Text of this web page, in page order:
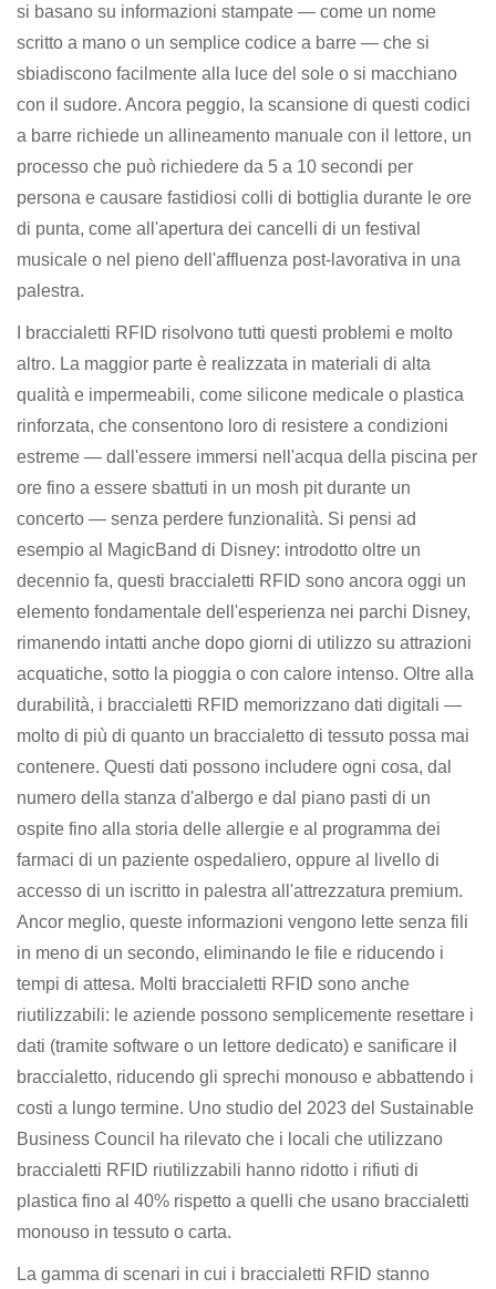
si basano su informazioni stampate — come un nome
scritto a mano o un semplice codice a barre — che si
sbiadiscono facilmente alla luce del sole o si macchiano
con il sudore. Ancora peggio, la scansione di questi codici
a barre richiede un allineamento manuale con il lettore, un
processo che può richiedere da 5 a 10 secondi per
persona e causare fastidiosi colli di bottiglia durante le ore
di punta, come all'apertura dei cancelli di un festival
musicale o nel pieno dell'affluenza post-lavorativa in una
palestra.
I braccialetti RFID risolvono tutti questi problemi e molto
altro. La maggior parte è realizzata in materiali di alta
qualità e impermeabili, come silicone medicale o plastica
rinforzata, che consentono loro di resistere a condizioni
estreme — dall'essere immersi nell'acqua della piscina per
ore fino a essere sbattuti in un mosh pit durante un
concerto — senza perdere funzionalità. Si pensi ad
esempio al MagicBand di Disney: introdotto oltre un
decennio fa, questi braccialetti RFID sono ancora oggi un
elemento fondamentale dell'esperienza nei parchi Disney,
rimanendo intatti anche dopo giorni di utilizzo su attrazioni
acquatiche, sotto la pioggia o con calore intenso. Oltre alla
durabilità, i braccialetti RFID memorizzano dati digitali —
molto di più di quanto un braccialetto di tessuto possa mai
contenere. Questi dati possono includere ogni cosa, dal
numero della stanza d'albergo e dal piano pasti di un
ospite fino alla storia delle allergie e al programma dei
farmaci di un paziente ospedaliero, oppure al livello di
accesso di un iscritto in palestra all'attrezzatura premium.
Ancor meglio, queste informazioni vengono lette senza fili
in meno di un secondo, eliminando le file e riducendo i
tempi di attesa. Molti braccialetti RFID sono anche
riutilizzabili: le aziende possono semplicemente resettare i
dati (tramite software o un lettore dedicato) e sanificare il
braccialetto, riducendo gli sprechi monouso e abbattendo i
costi a lungo termine. Uno studio del 2023 del Sustainable
Business Council ha rilevato che i locali che utilizzano
braccialetti RFID riutilizzabili hanno ridotto i rifiuti di
plastica fino al 40% rispetto a quelli che usano braccialetti
monouso in tessuto o carta.
La gamma di scenari in cui i braccialetti RFID stanno